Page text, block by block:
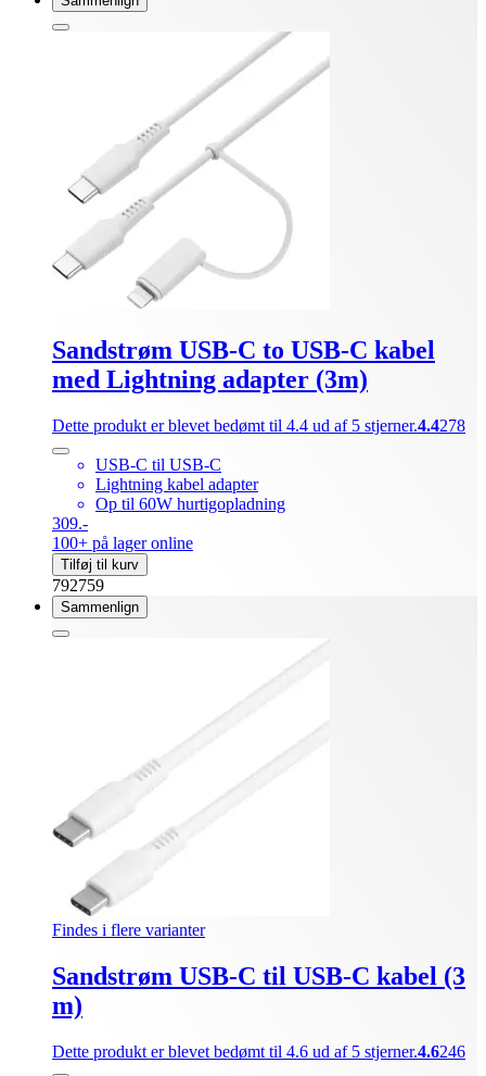
Sandstrøm USB-C to USB-C kabel
med Lightning adapter (3m)
Dette produkt er blevet bedømt til 4.4 ud af 5 stjerner.4.4278
USB-C til USB-C
Lightning kabel adapter
Op til 60W hurtigopladning
309.-
100+ på lager online
Tilføj til kurv
792759
Sammenlign
Findes i flere varianter
Sandstrøm USB-C til USB-C kabel (3
m)
Dette produkt er blevet bedømt til 4.6 ud af 5 stjerner.4.6246